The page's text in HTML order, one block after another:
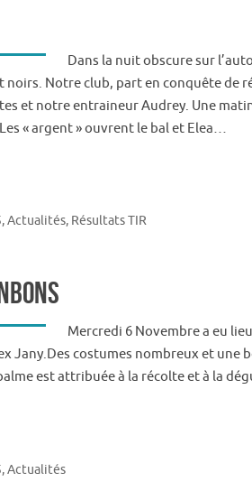
Dans la nuit obscure sur
Notre club, part en conquête de
et notre entraineur Audrey. Une
« argent » ouvrent le bal et Elea…
,Actualités, Résultats TIR
Mercredi 6 Novembre a eu
Jany.Des costumes nombreux et une
est attribuée à la récolte et à la
,Actualités